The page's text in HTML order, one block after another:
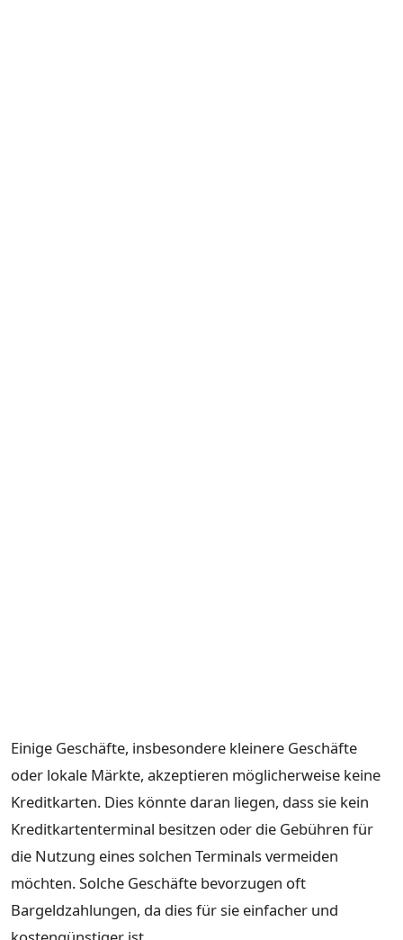
Einige Geschäfte, insbesondere kleinere Geschäfte
oder lokale Märkte, akzeptieren möglicherweise keine
Kreditkarten. Dies könnte daran liegen, dass sie kein
Kreditkartenterminal besitzen oder die Gebühren für
die Nutzung eines solchen Terminals vermeiden
möchten. Solche Geschäfte bevorzugen oft
Bargeldzahlungen, da dies für sie einfacher und